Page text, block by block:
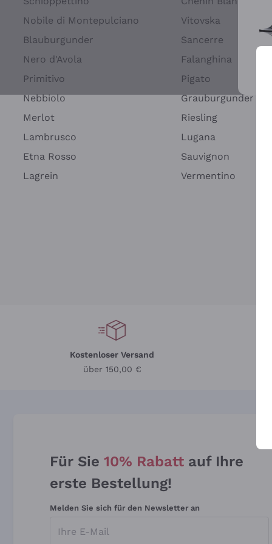
Nobile di Montepulciano
Blauburgunder
Nero d'Avola
Primitivo
Nebbiolo
Merlot
Lambrusco
Etna Rosso
Lagrein
Vitovska
Sancerre
Falanghina
Pigato
Grauburgunder
Riesling
Lugana
Sauvignon
Vermentino
Kostenloser Versand
über 150,00 €
Für Sie 10% Rabatt auf Ihre
erste Bestellung!
Melden Sie sich für den Newsletter an